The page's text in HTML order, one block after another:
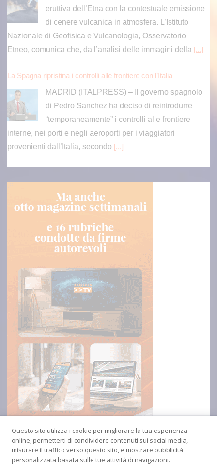
eruttiva dell’Etna con la contestuale emissione
di cenere vulcanica in atmosfera. L’Istituto
Nazionale di Geofisica e Vulcanologia, Osservatorio
Etneo, comunica che, dall’analisi delle immagini della [...]
La Spagna ripristina i controlli alle frontiere con l’Italia
MADRID (ITALPRESS) – Il governo spagnolo
di Pedro Sanchez ha deciso di reintrodurre
“temporaneamente” i controlli alle frontiere
interne, nei porti e negli aeroporti per i viaggiatori
provenienti dall’Italia, secondo [...]
Questo sito utilizza i cookie per migliorare la tua esperienza
online, permetterti di condividere contenuti sui social media,
misurare il traffico verso questo sito, e mostrare pubblicità
personalizzata basata sulle tue attività di navigazioni.